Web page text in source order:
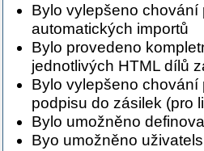
Bylo vylepšeno
automatických importů
Bylo provedeno
jednotlivých HTML dílů
Bylo vylepšeno chování
podpisu do zásilek (pro
Bylo umožněno
Byo umožněno